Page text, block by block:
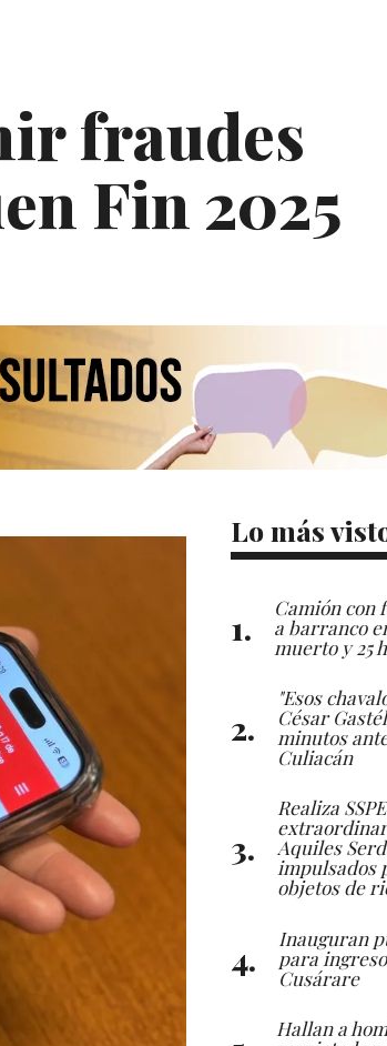
fraudes
Fin 2025
Lo más
Camión con
a barranco
muerto y 25
"Esos
César
minutos
Culiacán
Realiza
Aquiles
objetos de
Inauguran
para
Cusárare
Hallan a